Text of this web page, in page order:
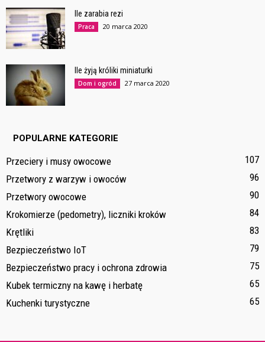
Ile zarabia rezi
Praca 20 marca 2020
Ile żyją króliki miniaturki
Dom i ogród 27 marca 2020
POPULARNE KATEGORIE
Przeciery i musy owocowe
107
Przetwory z warzyw i owoców
96
Przetwory owocowe
90
Krokomierze (pedometry), liczniki kroków
84
Krętliki
83
Bezpieczeństwo IoT
79
Bezpieczeństwo pracy i ochrona zdrowia
75
Kubek termiczny na kawę i herbatę
65
Kuchenki turystyczne
65